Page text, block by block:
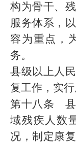
构为骨干、
服务体系，
容为重点，
务。
县级以上人
复工作，实行
第十八条 县
域残疾人数
况，制定康